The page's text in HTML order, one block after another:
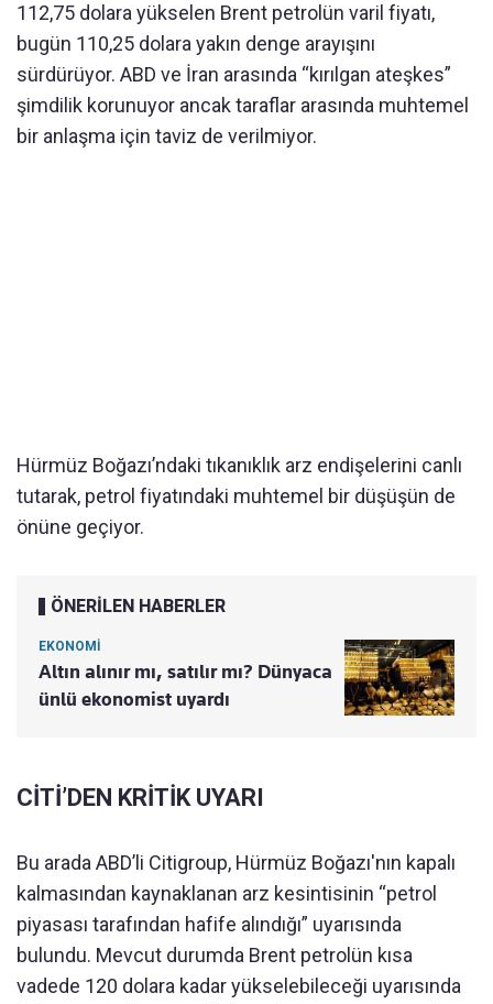
112,75 dolara yükselen Brent petrolün varil fiyatı,
bugün 110,25 dolara yakın denge arayışını
sürdürüyor. ABD ve İran arasında “kırılgan ateşkes”
şimdilik korunuyor ancak taraflar arasında muhtemel
bir anlaşma için taviz de verilmiyor.
Hürmüz Boğazı’ndaki tıkanıklık arz endişelerini canlı
tutarak, petrol fiyatındaki muhtemel bir düşüşün de
önüne geçiyor.
ÖNERİLEN HABERLER
EKONOMİ
Altın alınır mı, satılır mı? Dünyaca
ünlü ekonomist uyardı
CİTİ’DEN KRİTİK UYARI
Bu arada ABD’li Citigroup, Hürmüz Boğazı'nın kapalı
kalmasından kaynaklanan arz kesintisinin “petrol
piyasası tarafından hafife alındığı” uyarısında
bulundu. Mevcut durumda Brent petrolün kısa
vadede 120 dolara kadar yükselebileceği uyarısında